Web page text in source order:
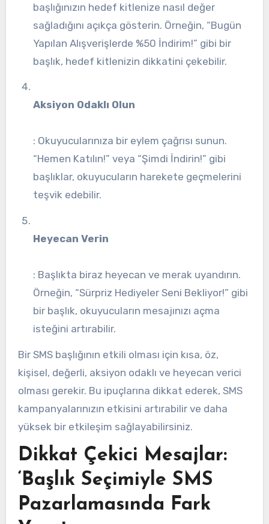
başlığınızın hedef kitlenize nasıl değer
sağladığını açıkça gösterin. Örneğin, “Bugün
Yapılan Alışverişlerde %50 İndirim!” gibi bir
başlık, hedef kitlenizin dikkatini çekebilir.
Aksiyon Odaklı Olun
: Okuyucularınıza bir eylem çağrısı sunun.
“Hemen Katılın!” veya “Şimdi İndirin!” gibi
başlıklar, okuyucuların harekete geçmelerini
teşvik edebilir.
Heyecan Verin
: Başlıkta biraz heyecan ve merak uyandırın.
Örneğin, “Sürpriz Hediyeler Seni Bekliyor!” gibi
bir başlık, okuyucuların mesajınızı açma
isteğini artırabilir.
Bir SMS başlığının etkili olması için kısa, öz,
kişisel, değerli, aksiyon odaklı ve heyecan verici
olması gerekir. Bu ipuçlarına dikkat ederek, SMS
kampanyalarınızın etkisini artırabilir ve daha
yüksek bir etkileşim sağlayabilirsiniz.
Dikkat Çekici Mesajlar:
‘Başlık Seçimiyle SMS
Pazarlamasında Fark